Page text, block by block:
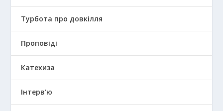
Турбота про довкілля
Проповіді
Катехиза
Інтерв’ю